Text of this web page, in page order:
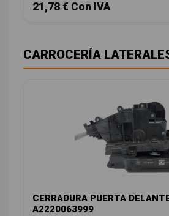
21,78 € Con IVA
CARROCERÍA
CERRADURA PUERTA
A2220063999